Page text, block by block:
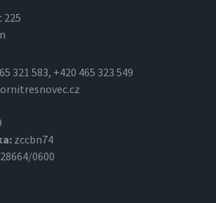
225
321 583, +420 465 323 549
zccbn74
0600